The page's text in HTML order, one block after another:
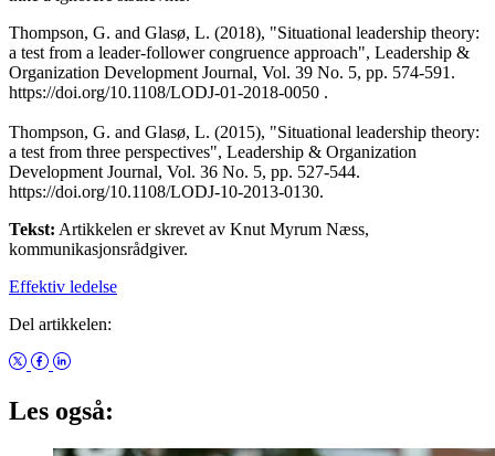
Thompson, G. and Glasø, L. (2018), "Situational leadership theory:
a test from a leader-follower congruence approach", Leadership &
Organization Development Journal, Vol. 39 No. 5, pp. 574-591.
https://doi.org/10.1108/LODJ-01-2018-0050 .
Thompson, G. and Glasø, L. (2015), "Situational leadership theory:
a test from three perspectives", Leadership & Organization
Development Journal, Vol. 36 No. 5, pp. 527-544.
https://doi.org/10.1108/LODJ-10-2013-0130.
Tekst: Artikkelen er skrevet av Knut Myrum Næss,
kommunikasjonsrådgiver.
Effektiv ledelse
Del artikkelen:
Les også: